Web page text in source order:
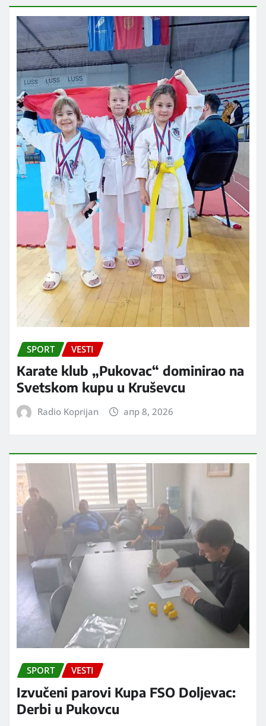
SPORT VESTI
Karate klub „Pukovac“ dominirao na
Svetskom kupu u Kruševcu
Radio Koprijan апр 8, 2026
SPORT VESTI
Izvučeni parovi Kupa FSO Doljevac:
Derbi u Pukovcu